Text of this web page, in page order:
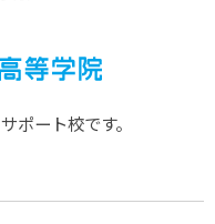
ポート校です。